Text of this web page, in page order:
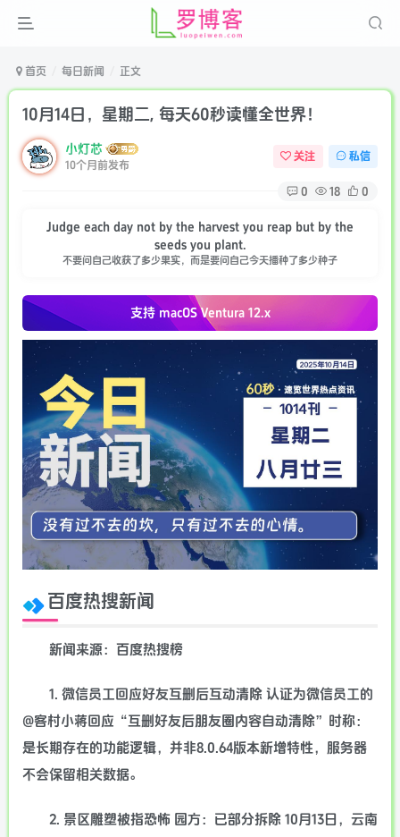
首页 每日新闻 正文
10月14日，星期二, 每天60秒读懂全世界！
小灯芯
10个月前发布
关注 私信
0 18 0
Judge each day not by the harvest you reap but by the
seeds you plant.
不要问自己收获了多少果实，而是要问自己今天播种了多少种子
支持 macOSVentura 12.x
百度热搜新闻
新闻来源：百度热搜榜
1. 微信员工回应好友互删后互动清除 认证为微信员工的
@客村小蒋回应“互删好友后朋友圈内容自动清除”时称：
是长期存在的功能逻辑，并非8.0.64版本新增特性，服务器
不会保留相关数据。
2. 景区雕塑被指恐怖 园方：已部分拆除 10月13日，云南